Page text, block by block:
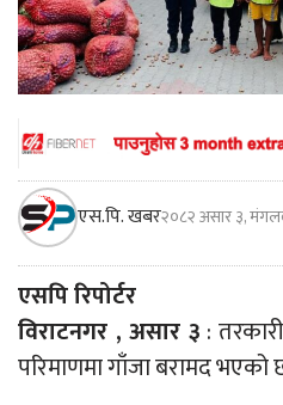
एस.पि. खबर२०८२ असार ३,
एसपि रिपोर्टर
विराटनगर , असार ३ :
परिमाणमा गाँजा बरामद भएको